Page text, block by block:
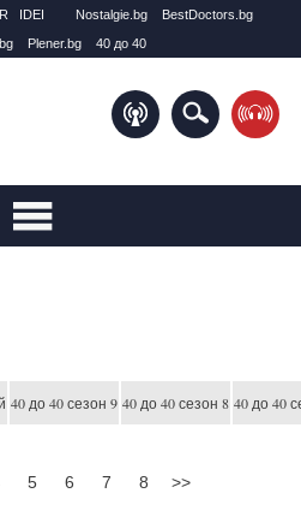
IDEI Nostalgie.bg
BestDoctors.bg
Plener.bg 40 до 40
40 до 40 сезон 9 40 до 40 сезон 8 40 до 40
5 6 7 8 >>